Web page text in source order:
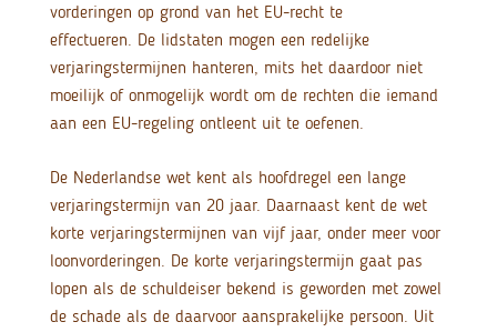
vorderingen op grond van het EU-recht te
effectueren. De lidstaten mogen een redelijke
verjaringstermijnen hanteren, mits het daardoor niet
moeilijk of onmogelijk wordt om de rechten die iemand
aan een EU-regeling ontleent uit te oefenen.
De Nederlandse wet kent als hoofdregel een lange
verjaringstermijn van 20 jaar. Daarnaast kent de wet
korte verjaringstermijnen van vijf jaar, onder meer voor
loonvorderingen. De korte verjaringstermijn gaat pas
lopen als de schuldeiser bekend is geworden met zowel
de schade als de daarvoor aansprakelijke persoon. Uit